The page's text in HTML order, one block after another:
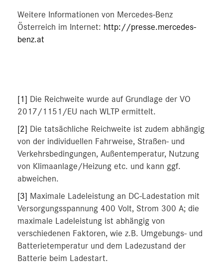
Weitere Informationen von Mercedes-Benz
Österreich im Internet: http://presse.mercedes-
benz.at
[1] Die Reichweite wurde auf Grundlage der VO
2017/1151/EU nach WLTP ermittelt.
[2] Die tatsächliche Reichweite ist zudem abhängig
von der individuellen Fahrweise, Straßen- und
Verkehrsbedingungen, Außentemperatur, Nutzung
von Klimaanlage/Heizung etc. und kann ggf.
abweichen.
[3] Maximale Ladeleistung an DC-Ladestation mit
Versorgungsspannung 400 Volt, Strom 300 A; die
maximale Ladeleistung ist abhängig von
verschiedenen Faktoren, wie z.B. Umgebungs- und
Batterietemperatur und dem Ladezustand der
Batterie beim Ladestart.